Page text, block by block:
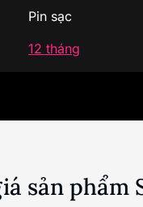
Pin sạc
12 tháng
sản phẩm